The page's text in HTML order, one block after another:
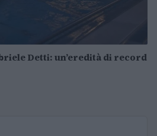
Detti: un’eredità di record